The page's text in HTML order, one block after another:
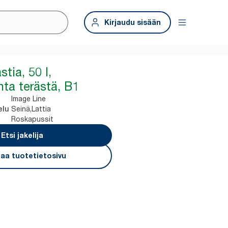
Kirjaudu sisään
50 l,
terästä, B1
Image Line
Seinä,Lattia
Roskapussit
Etsi jakelija
tuotetietosivu